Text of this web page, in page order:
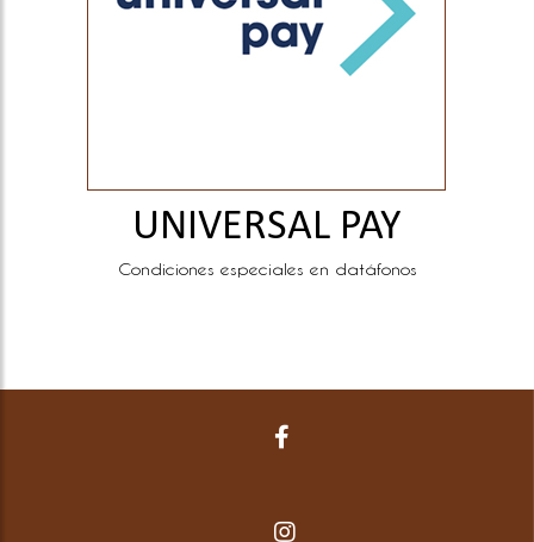
UNIVERSAL PAY
Condiciones especiales en datáfonos